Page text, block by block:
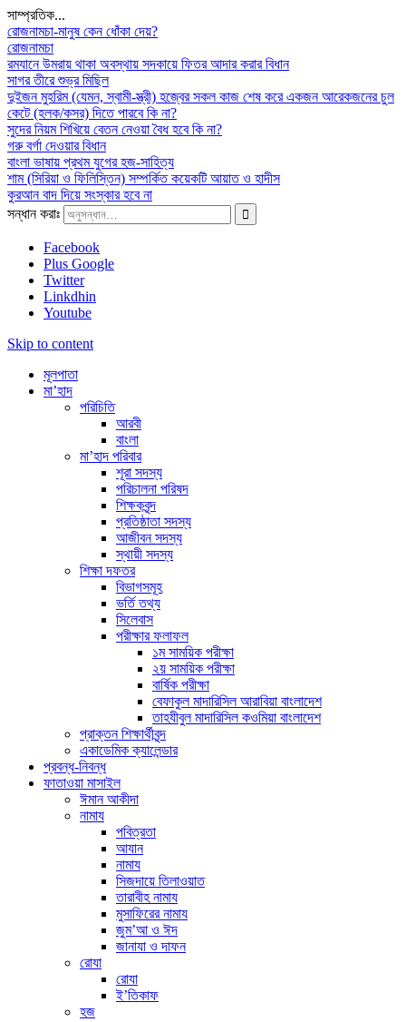
সাম্প্রতিক...
রোজনামচা-মানুষ কেন ধোঁকা দেয়?
রোজনামচা
রমযানে উমরায় থাকা অবস্থায় সদকায়ে ফিতর আদার করার বিধান
সাগর তীরে শুভ্র মিছিল
দুইজন মুহরিম (যেমন, স্বামী-স্ত্রী) হজ্বের সকল কাজ শেষ করে একজন আরেকজনের চুল
কেটে (হলক/কসর) দিতে পারবে কি না?
সুদের নিয়ম শিখিয়ে বেতন নেওয়া বৈধ হবে কি না?
গরু বর্গা দেওয়ার বিধান
বাংলা ভাষায় প্রথম যুগের হজ-সাহিত্য
শাম (সিরিয়া ও ফিলিস্তিন) সম্পর্কিত কয়েকটি আয়াত ও হাদীস
কুরআন বাদ দিয়ে সংস্কার হবে না
সন্ধান করাঃ
Facebook
Plus Google
Twitter
Linkdhin
Youtube
Skip to content
মূলপাতা
মা’হাদ
পরিচিতি
আরবী
বাংলা
মা’হাদ পরিবার
শূরা সদস্য
পরিচালনা পরিষদ
শিক্ষকবৃন্দ
প্রতিষ্ঠাতা সদস্য
আজীবন সদস্য
স্থায়ী সদস্য
শিক্ষা দফতর
বিভাগসমূহ
ভর্তি তথ্য
সিলেবাস
পরীক্ষার ফলাফল
১ম সাময়িক পরীক্ষা
২য় সাময়িক পরীক্ষা
বার্ষিক পরীক্ষা
বেফাকুল মাদারিসিল আরাবিয়া বাংলাদেশ
তাহযীবুল মাদারিসিল কওমিয়া বাংলাদেশ
প্রাক্তন শিক্ষার্থীবৃন্দ
একাডেমিক ক্যালেন্ডার
প্রবন্ধ-নিবন্ধ
ফাতাওয়া মাসাইল
ঈমান আকীদা
নামায
পবিত্রতা
আযান
নামায
সিজদায়ে তিলাওয়াত
তারাবীহ নামায
মুসাফিরের নামায
জুম’আ ও ঈদ
জানাযা ও দাফন
রোযা
রোযা
ই’তিকাফ
হজ